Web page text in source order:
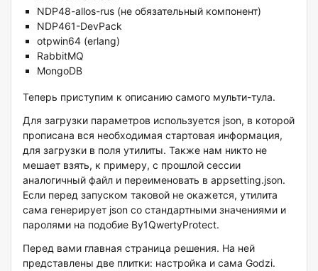
NDP48-allos-rus (не обязательный компонент)
NDP461-DevPack
otpwin64 (erlang)
RabbitMQ
MongoDB
Теперь приступим к описанию самого мульти-тула.
Для загрузки параметров используется json, в которой
прописана вся необходимая стартовая информация,
для загрузки в поля утилиты. Также нам никто не
мешает взять, к примеру, с прошлой сессии
аналогичный файл и переименовать в appsetting.json.
Если перед запуском таковой не окажется, утилита
сама генерирует json со стандартными значениями и
паролями на подобие By1QwertyProtect.
Перед вами главная страница решения. На ней
представлены две плитки: настройка и сама Godzi.